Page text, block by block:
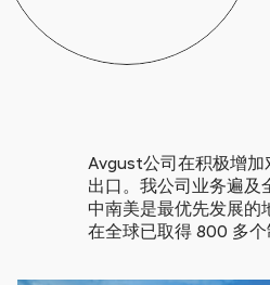
Avgust公司在积极增加
出口。我公司业务遍及
中南美是最优先发展的
在全球已取得 800 多个